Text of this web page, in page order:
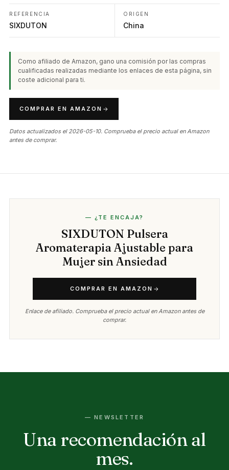
REFERENCIA
SIXDUTON
ORIGEN
China
Como afiliado de Amazon, gano una comisión por las compras
cualificadas realizadas mediante los enlaces de esta página, sin
coste adicional para ti.
COMPRAR EN AMAZON
Datos actualizados el 2026-05-10. Comprueba el precio actual en Amazon
antes de comprar.
— ¿TE ENCAJA?
SIXDUTON Pulsera
Aromaterapia Ajustable para
Mujer sin Ansiedad
COMPRAR EN AMAZON
Enlace de afiliado. Comprueba el precio actual en Amazon antes de
comprar.
— NEWSLETTER
Una recomendación al
mes.